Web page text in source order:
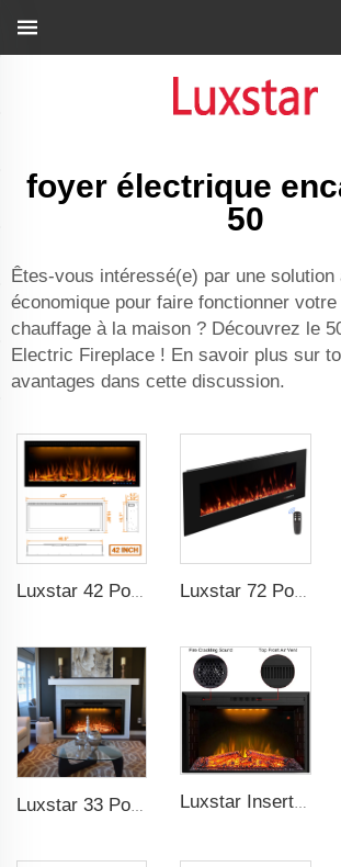
foyer électrique
50
Êtes-vous intéressé(e) par une solution
économique pour faire fonctionner
chauffage à la maison ? Découvrez le
Electric Fireplace ! En savoir plus sur
avantages dans cette discussion.
Luxstar 42 Pouces Cheminée Électrique Intelligente avec Chauffage Encastrable Murale avec Contrôle par Application et Télécommande Luxstar 72 Pouces Cheminée électrique Murale chauffage Non pour Cheminées électriques encastrées Intérieur pour Chauffage Salle Maison
Luxstar Insert de Cheminée Électrique en Maille Poids 33, Chauffage 1500W, Minuterie 1-9, Cheminée Intérieure 3 Couleurs avec Effet LED TOP